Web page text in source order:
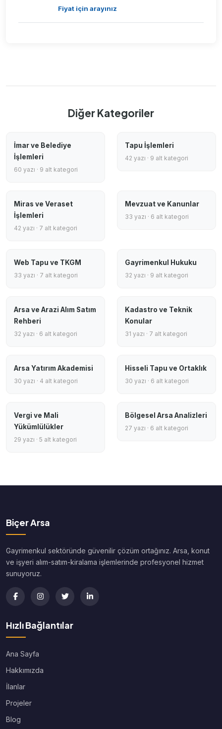
Fiyat için arayınız
Diğer Kategoriler
İmar ve Belediye
İşlemleri
60 yazı · 9 alt kategori
Tapu İşlemleri
42 yazı · 9 alt kategori
Miras ve Veraset
İşlemleri
42 yazı · 7 alt kategori
Mevzuat ve Kanunlar
33 yazı · 6 alt kategori
Web Tapu ve TKGM
33 yazı · 7 alt kategori
Gayrimenkul Hukuku
32 yazı · 9 alt kategori
Arsa ve Arazi Alım Satım
Rehberi
32 yazı · 6 alt kategori
Kadastro ve Teknik
Konular
31 yazı · 7 alt kategori
Arsa Yatırım Akademisi
30 yazı · 4 alt kategori
Hisseli Tapu ve Ortaklık
30 yazı · 6 alt kategori
Vergi ve Mali
Yükümlülükler
29 yazı · 5 alt kategori
Bölgesel Arsa Analizleri
27 yazı · 6 alt kategori
Biçer Arsa
Gayrimenkul sektöründe güvenilir çözüm ortağınız. Arsa, konut
ve işyeri alım-satım-kiralama işlemlerinde profesyonel hizmet
sunuyoruz.
Hızlı Bağlantılar
Ana Sayfa
Hakkımızda
İlanlar
Projeler
Blog